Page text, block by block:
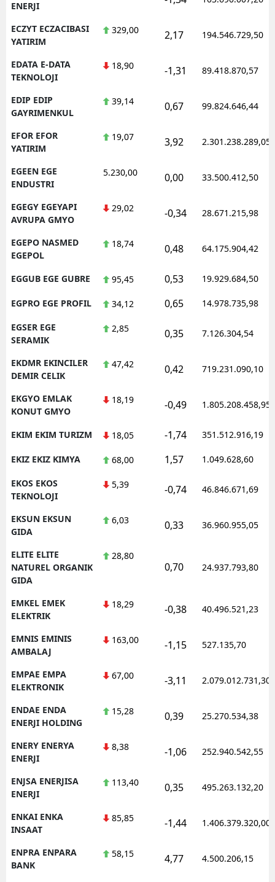
ENERJI
ECZYT ECZACIBASI
YATIRIM
329,00 2,17 194.546.729,50
EDATA E-DATA
TEKNOLOJI
18,90 -1,31 89.418.870,57
EDIP EDIP
GAYRIMENKUL
39,14 0,67 99.824.646,44
EFOR EFOR
YATIRIM
19,07 3,92 2.301.238.289,05
EGEEN EGE
ENDUSTRI
5.230,00 0,00 33.500.412,50
EGEGY EGEYAPI
AVRUPA GMYO
29,02 -0,34 28.671.215,98
EGEPO NASMED
EGEPOL
18,74 0,48 64.175.904,42
EGGUB EGE GUBRE 95,45 0,53 19.929.684,50
EGPRO EGE PROFIL 34,12 0,65 14.978.735,98
EGSER EGE
SERAMIK
2,85 0,35 7.126.304,54
EKDMR EKINCILER
DEMIR CELIK
47,42 0,42 719.231.090,10
EKGYO EMLAK
KONUT GMYO
18,19 -0,49 1.805.208.458,95
EKIM EKIM TURIZM 18,05 -1,74 351.512.916,19
EKIZ EKIZ KIMYA 68,00 1,57 1.049.628,60
EKOS EKOS
TEKNOLOJI
5,39 -0,74 46.846.671,69
EKSUN EKSUN
GIDA
6,03 0,33 36.960.955,05
ELITE ELITE
NATUREL ORGANIK
GIDA
28,80
0,70 24.937.793,80
EMKEL EMEK
ELEKTRIK
18,29 -0,38 40.496.521,23
EMNIS EMINIS
AMBALAJ
163,00 -1,15 527.135,70
EMPAE EMPA
ELEKTRONIK
67,00 -3,11 2.079.012.731,30
ENDAE ENDA
ENERJI HOLDING
15,28 0,39 25.270.534,38
ENERY ENERYA
ENERJI
8,38 -1,06 252.940.542,55
ENJSA ENERJISA
ENERJI
113,40 0,35 495.263.132,20
ENKAI ENKA
INSAAT
85,85 -1,44 1.406.379.320,00
ENPRA ENPARA
BANK
58,15 4,77 4.500.206,15